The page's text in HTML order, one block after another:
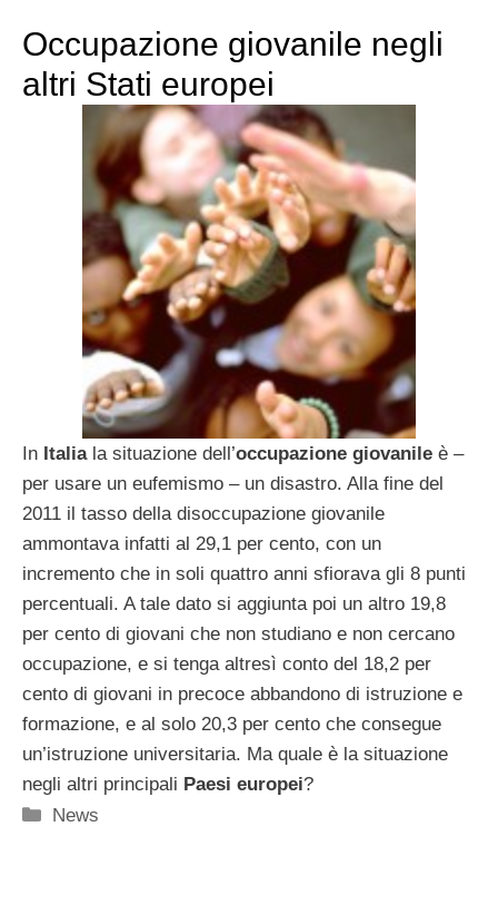
Occupazione giovanile negli
altri Stati europei
In Italiala situazione dell’occupazione giovanile è –
per usare un eufemismo – un disastro. Alla fine del
2011 il tasso della disoccupazione giovanile
ammontava infatti al 29,1 per cento, con un
incremento che in soli quattro anni sfiorava gli 8 punti
percentuali. A tale dato si aggiunta poi un altro 19,8
per cento di giovani che non studiano e non cercano
occupazione, e si tenga altresì conto del 18,2 per
cento di giovani in precoce abbandono di istruzione e
formazione, e al solo 20,3 per cento che consegue
un’istruzione universitaria. Ma quale è la situazione
negli altri principali Paesi europei?
Categorie
News